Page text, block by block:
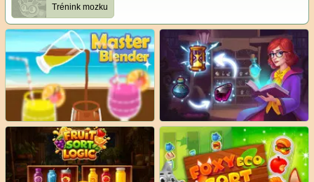
Trénink mozku